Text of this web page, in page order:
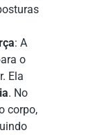
: A
o
Ela
. No
corpo,